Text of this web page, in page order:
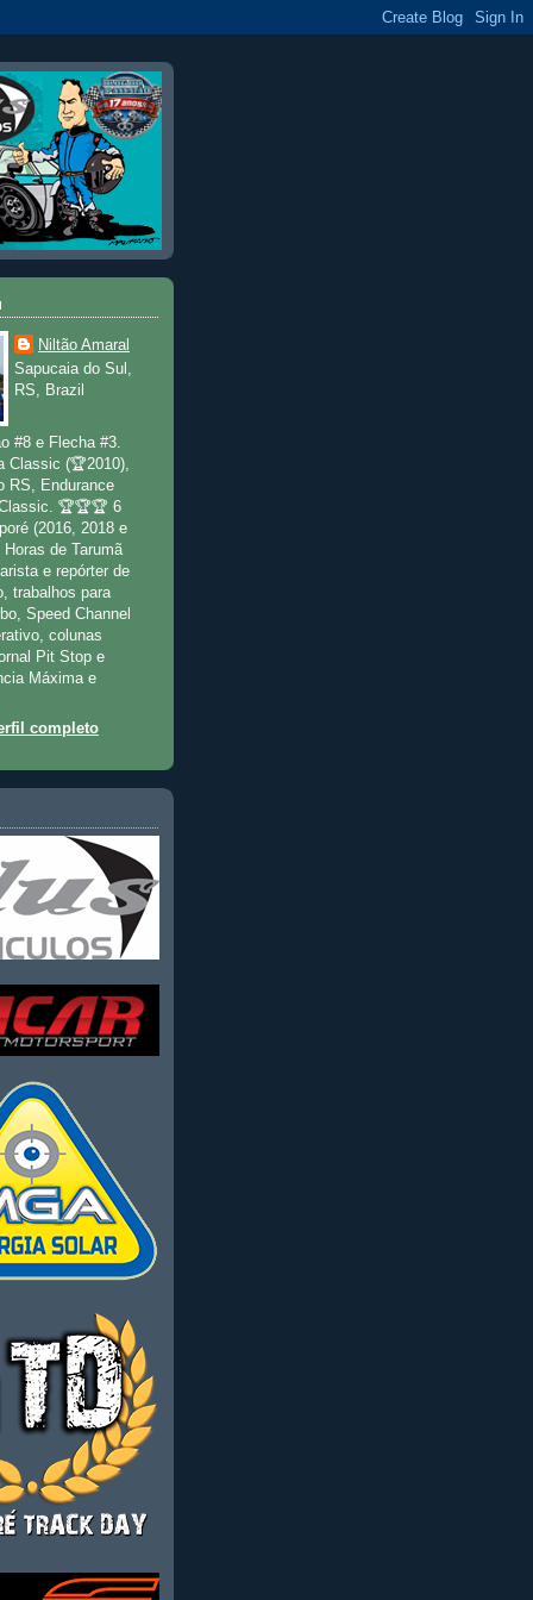
Niltão Amaral
Sapucaia do Sul,
RS, Brazil
#8 e Flecha #3.
Classic (🏆2010),
RS, Endurance
🏆🏆🏆 6
(2016, 2018 e
de Tarumã
e repórter de
trabalhos para
Speed Channel
colunas
Pit Stop e
Máxima e
completo